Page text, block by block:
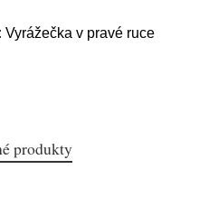
Vyrážečka v pravé ruce
produkty